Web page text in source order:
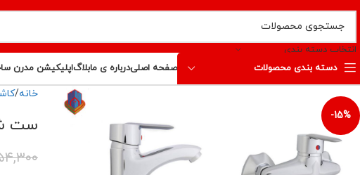
انتخاب دسته بندی
دسته بندی محصولات
صفحه اصلیدرباره ی مابلاگاپلیکیشن مدرن
-15%
خانه
ست